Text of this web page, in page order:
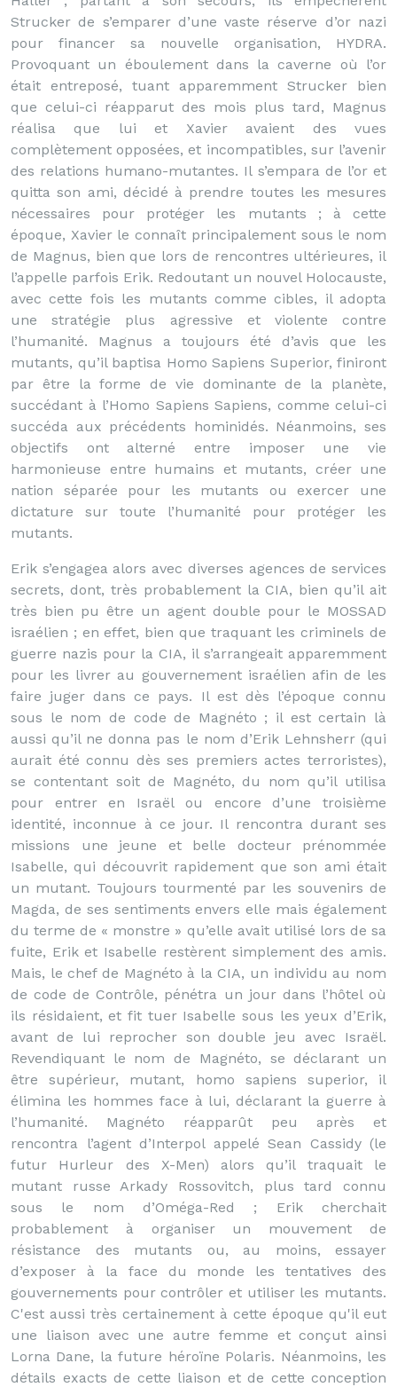
Strucker de s’emparer d’une vaste réserve d’or nazi
pour financer sa nouvelle organisation, HYDRA.
Provoquant un éboulement dans la caverne où l’or
était entreposé, tuant apparemment Strucker bien
que celui-ci réapparut des mois plus tard, Magnus
réalisa que lui et Xavier avaient des vues
complètement opposées, et incompatibles, sur l’avenir
des relations humano-mutantes. Il s’empara de l’or et
quitta son ami, décidé à prendre toutes les mesures
nécessaires pour protéger les mutants ; à cette
époque, Xavier le connaît principalement sous le nom
de Magnus, bien que lors de rencontres ultérieures, il
l’appelle parfois Erik. Redoutant un nouvel Holocauste,
avec cette fois les mutants comme cibles, il adopta
une stratégie plus agressive et violente contre
l’humanité. Magnus a toujours été d’avis que les
mutants, qu’il baptisa Homo Sapiens Superior, finiront
par être la forme de vie dominante de la planète,
succédant à l’Homo Sapiens Sapiens, comme celui-ci
succéda aux précédents hominidés. Néanmoins, ses
objectifs ont alterné entre imposer une vie
harmonieuse entre humains et mutants, créer une
nation séparée pour les mutants ou exercer une
dictature sur toute l’humanité pour protéger les
mutants.
Erik s’engagea alors avec diverses agences de services
secrets, dont, très probablement la CIA, bien qu’il ait
très bien pu être un agent double pour le MOSSAD
israélien ; en effet, bien que traquant les criminels de
guerre nazis pour la CIA, il s’arrangeait apparemment
pour les livrer au gouvernement israélien afin de les
faire juger dans ce pays. Il est dès l’époque connu
sous le nom de code de Magnéto ; il est certain là
aussi qu’il ne donna pas le nom d’Erik Lehnsherr (qui
aurait été connu dès ses premiers actes terroristes),
se contentant soit de Magnéto, du nom qu’il utilisa
pour entrer en Israël ou encore d’une troisième
identité, inconnue à ce jour. Il rencontra durant ses
missions une jeune et belle docteur prénommée
Isabelle, qui découvrit rapidement que son ami était
un mutant. Toujours tourmenté par les souvenirs de
Magda, de ses sentiments envers elle mais également
du terme de « monstre » qu’elle avait utilisé lors de sa
fuite, Erik et Isabelle restèrent simplement des amis.
Mais, le chef de Magnéto à la CIA, un individu au nom
de code de Contrôle, pénétra un jour dans l’hôtel où
ils résidaient, et fit tuer Isabelle sous les yeux d’Erik,
avant de lui reprocher son double jeu avec Israël.
Revendiquant le nom de Magnéto, se déclarant un
être supérieur, mutant, homo sapiens superior, il
élimina les hommes face à lui, déclarant la guerre à
l’humanité. Magnéto réapparût peu après et
rencontra l’agent d’Interpol appelé Sean Cassidy (le
futur Hurleur des X-Men) alors qu’il traquait le
mutant russe Arkady Rossovitch, plus tard connu
sous le nom d’Oméga-Red ; Erik cherchait
probablement à organiser un mouvement de
résistance des mutants ou, au moins, essayer
d’exposer à la face du monde les tentatives des
gouvernements pour contrôler et utiliser les mutants.
C'est aussi très certainement à cette époque qu'il eut
une liaison avec une autre femme et conçut ainsi
Lorna Dane, la future héroïne Polaris. Néanmoins, les
détails exacts de cette liaison et de cette conception